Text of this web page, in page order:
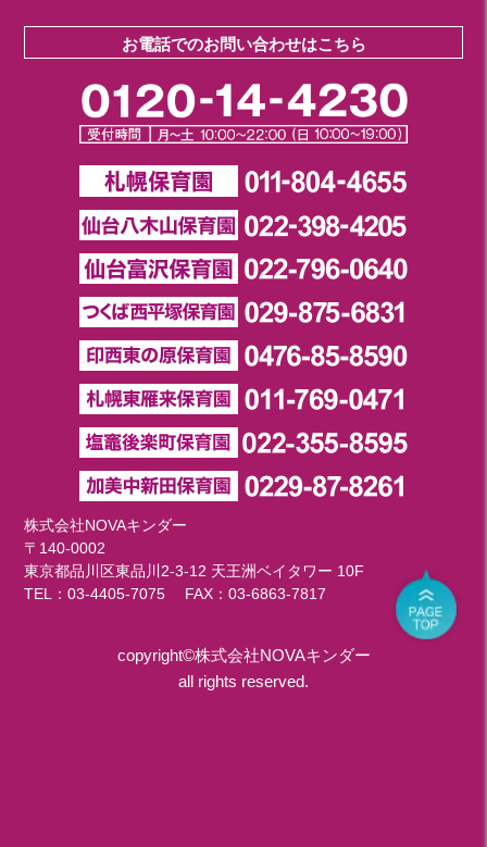
お電話でのお問い合わせはこちら
株式会社NOVAキンダー
〒140-0002
東京都品川区東品川2-3-12 天王洲ベイタワー 10F
TEL：03-4405-7075 FAX：03-6863-7817
copyright©株式会社NOVAキンダー
all rights reserved.